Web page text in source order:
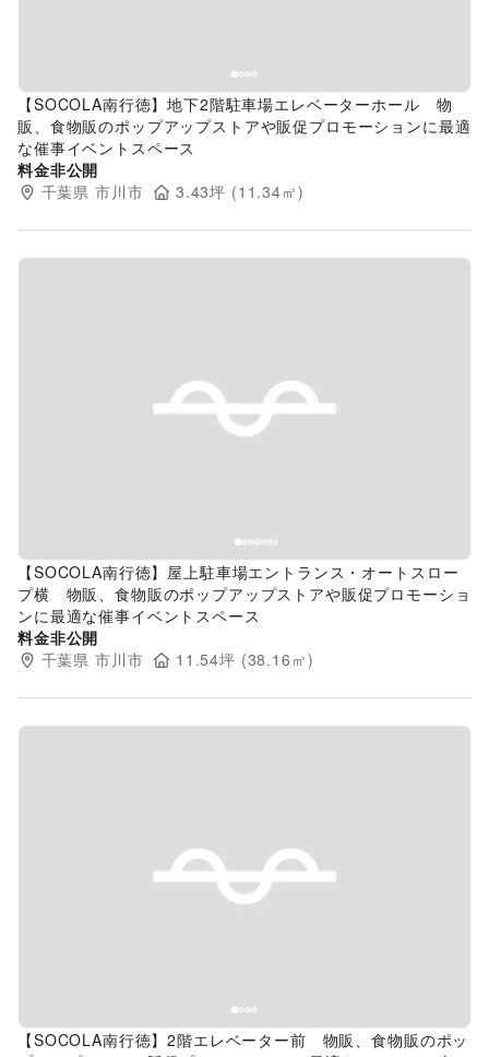
【SOCOLA南行徳】地下2階駐車場エレベーターホール 物
販、食物販のポップアップストアや販促プロモーションに最適
な催事イベントスペース
料金非公開
千葉県 市川市 3.43坪 (11.34㎡)
Previous slide
【SOCOLA南行徳】屋上駐車場エントランス・オートスロー
プ横 物販、食物販のポップアップストアや販促プロモーショ
ンに最適な催事イベントスペース
料金非公開
千葉県 市川市 11.54坪 (38.16 ㎡)
Previous slide
【SOCOLA南行徳】2階エレベーター前 物販、食物販のポッ